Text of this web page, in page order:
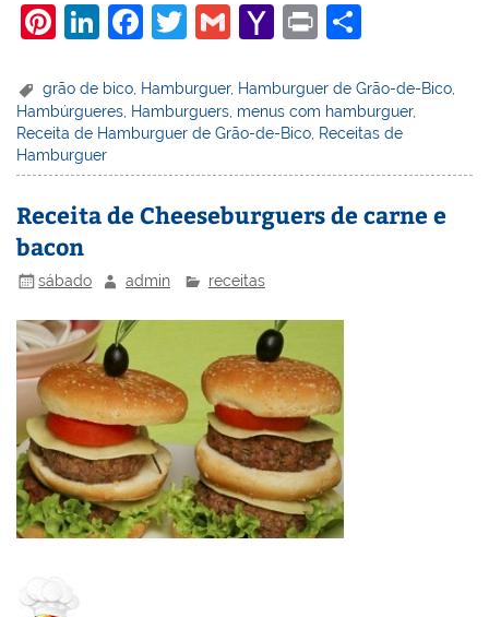
Pi
er
e
st
Li
k
e
dI
n
F
c
e
o
o
k
T
itt
er
G
ai
l
Y
h
o
ai
Pr
t
ar
e
grão de bico Hamburguer, Hamburguer de Grão-de-Bico
Hambúrgueres, Hamburguers, menus com hamburguer,
Receita de Hamburguer de Grão-de-Bico, Receitas de
Hamburguer
Receita de Cheeseburguers de carne e
bacon
sábado admin receitas